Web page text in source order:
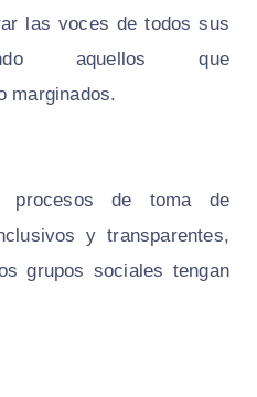
las voces de todos sus
aquellos que
marginados.
procesos de toma de
y transparentes,
grupos sociales tengan